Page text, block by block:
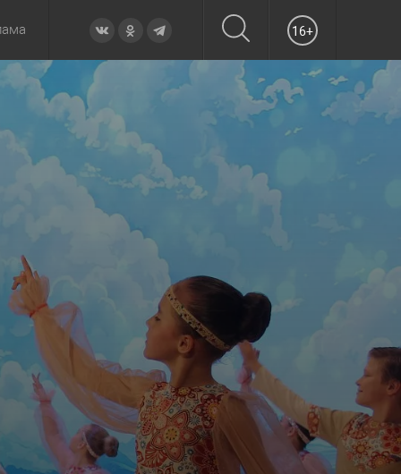
Образование Происшествия Официально
неделю Вчера Утренние
16+